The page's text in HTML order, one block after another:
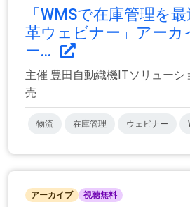
「WMSで在庫管理を
革ウェビナー」アーカ
ー...
主催 豊田自動織機ITソリューシ
売
物流 在庫管理 ウェビナー
アーカイブ 視聴無料